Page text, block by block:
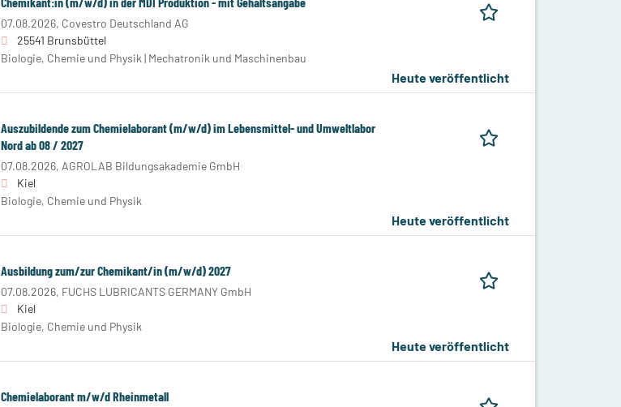
07.08.2026, Covestro Deutschland AG
25541 Brunsbüttel
Biologie, Chemie und Physik | Mechatronik und Maschinenbau
Heute veröffentlicht
Auszubildende zum Chemielaborant (m/w/d) im Lebensmittel- und Umweltlabor
Nord ab 08 / 2027
07.08.2026, AGROLAB Bildungsakademie GmbH
Kiel
Biologie, Chemie und Physik
Heute veröffentlicht
Ausbildung zum/zur Chemikant/in (m/w/d) 2027
07.08.2026, FUCHS LUBRICANTS GERMANY GmbH
Kiel
Biologie, Chemie und Physik
Heute veröffentlicht
Chemielaborant m/w/d Rheinmetall